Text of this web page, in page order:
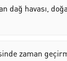
dağ havası,
zaman